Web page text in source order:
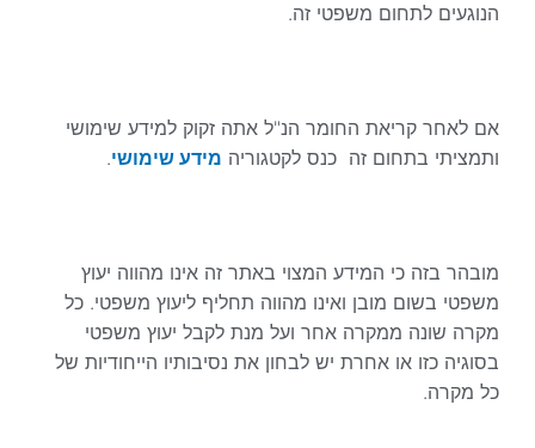
הנוגעים לתחום משפטי זה.
אם לאחר קריאת החומר הנ"ל אתה זקוק למידע שימושי
ותמציתי בתחום זה כנס לקטגוריה מידע שימושי.
מובהר בזה כי המידע המצוי באתר זה אינו מהווה יעוץ
משפטי בשום מובן ואינו מהווה תחליף ליעוץ משפטי. כל
מקרה שונה ממקרה אחר ועל מנת לקבל יעוץ משפטי
בסוגיה כזו או אחרת יש לבחון את נסיבותיו הייחודיות של
כל מקרה.